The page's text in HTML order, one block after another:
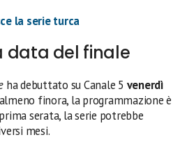
la serie turca
data del finale
ha debuttato su Canale 5 venerdì
finora, la programmazione è
serata, la serie potrebbe
mesi.